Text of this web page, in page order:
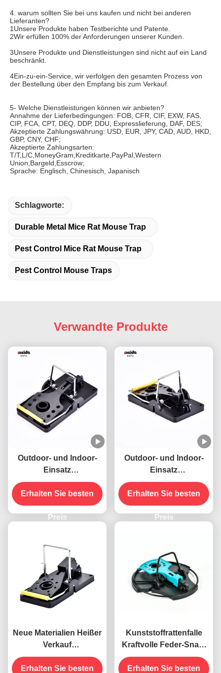
4. warum sollten Sie bei uns kaufen und nicht bei anderen
Lieferanten?
1Unsere Produkte haben Testberichte und Patente.
2Wir erfüllen 100% der Anforderungen unserer Kunden.
3Unsere Produkte und Dienstleistungen sind nicht auf ein Land
beschränkt.
4Ein-zu-ein-Service, wir verfolgen den gesamten Prozess von
der Bestellung über den Empfang bis zum Verkauf.
5- Welche Dienstleistungen können wir anbieten?
Annahme der Lieferbedingungen: FOB, CFR, CIF, EXW, FAS,
CIP, FCA, CPT, DEQ, DDP, DDU, Expresslieferung, DAF, DES;
Akzeptierte Zahlungswährung: USD, EUR, JPY, CAD, AUD, HKD,
GBP, CNY, CHF;
Akzeptierte Zahlungsarten:
T/T,L/C,MoneyGram,Kreditkarte,PayPal,Western
Union,Bargeld,Esscrow;
Sprache: Englisch, Chinesisch, Japanisch
Schlagworte:
Durable Metal Mice Rat Mouse Trap
Pest Control Mice Rat Mouse Trap
Pest Control Mouse Traps
Verwandte Produkte
Outdoor- und Indoor-
Einsatz
Schädlingsbekämpfung
mit
Nagetierbekämpfung
Neue Materialien Starke
Schnappfalle
Erhalten Sie besten
Preis
Outdoor- und Indoor-
Einsatz
Schädlingsbekämpfung
mit
Nagetierbekämpfung
Neue Materialien Starke
Schnappfalle
Erhalten Sie besten
Preis
Neue Materialien Heißer
Verkauf
Nagetierbekämpfung
Hohe Empfindlichkeit
Erhalten Sie besten
Kunststoffrattenfalle
Kraftvolle Feder-Snap-
Catcher
Hochempfindliche
Erhalten Sie besten